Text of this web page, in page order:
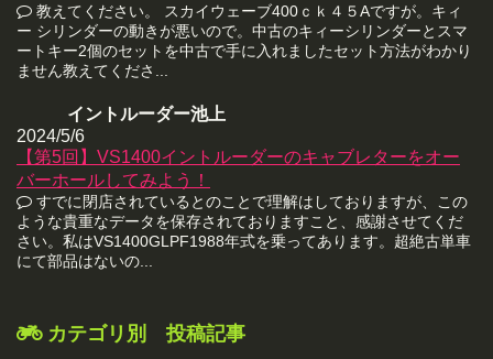
教えてください。 スカイウェーブ400ｃｋ４５Aですが。キィ
ー シリンダーの動きが悪いので。中古のキィーシリンダーとスマ
ートキー2個のセットを中古で手に入れましたセット方法がわかり
ません教えてくださ...
イントルーダー池上
2024/5/6
【第5回】VS1400イントルーダーのキャブレターをオー
バーホールしてみよう！
すでに閉店されているとのことで理解はしておりますが、この
ような貴重なデータを保存されておりますこと、感謝させてくだ
さい。私はVS1400GLPF1988年式を乗ってあります。超絶古単車
にて部品はないの...
カテゴリ別 投稿記事